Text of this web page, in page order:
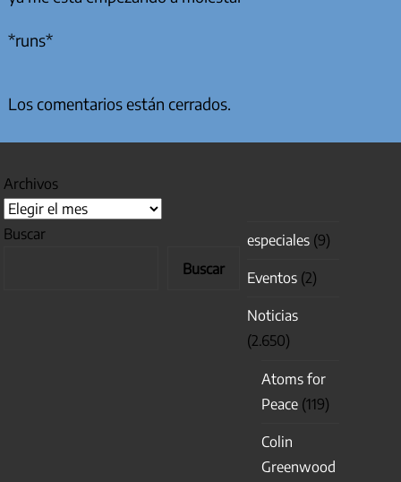
*runs*
Los comentarios están cerrados.
Archivos
Buscar
Buscar
especiales (9)
Eventos (2)
Noticias
(2.650)
Atoms for
Peace (119)
Colin
Greenwood